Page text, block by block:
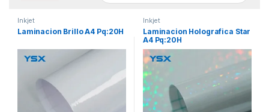
Inkjet
Laminacion Brillo A4 Pq:20H
Inkjet
Laminacion Holografica Star
A4 Pq:20H